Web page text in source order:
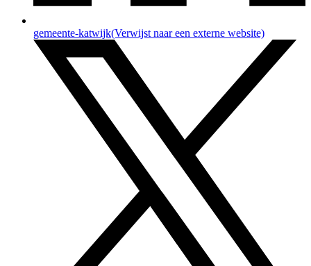
gemeente-katwijk(Verwijst naar een externe website)